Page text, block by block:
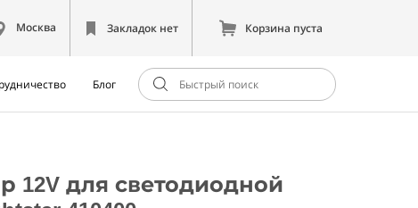
Москва Закладок нет Корзина пуста
Блог
12V для светодиодной